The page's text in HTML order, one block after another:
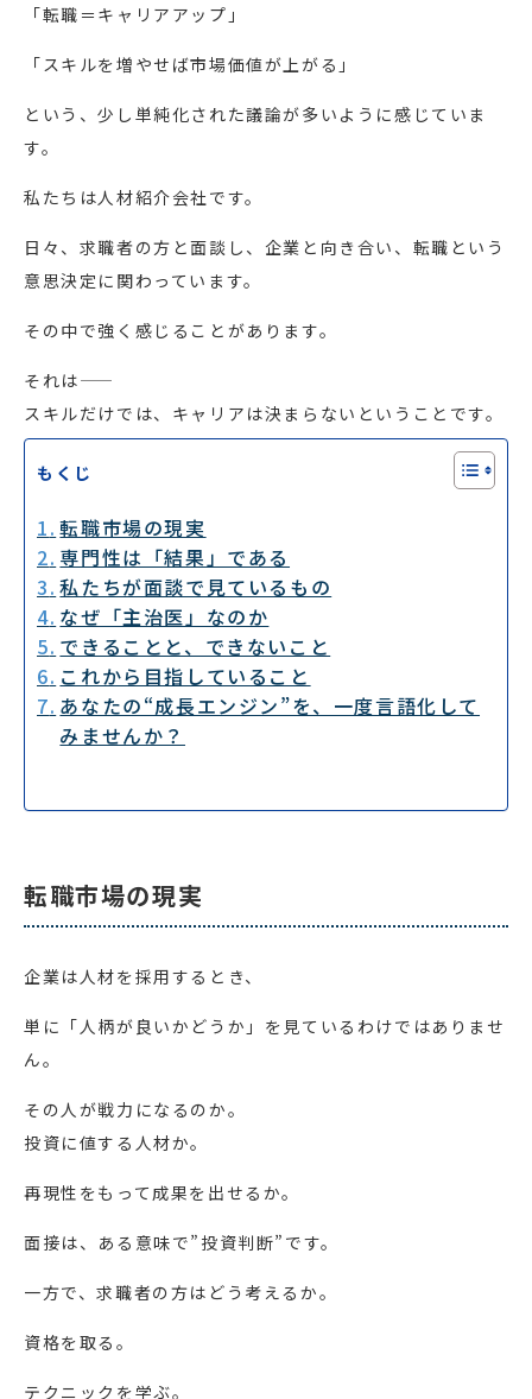
「転職＝キャリアアップ」
「スキルを増やせば市場価値が上がる」
という、少し単純化された議論が多いように感じていま
す。
私たちは人材紹介会社です。
日々、求職者の方と面談し、企業と向き合い、転職という
意思決定に関わっています。
その中で強く感じることがあります。
それは――
スキルだけでは、キャリアは決まらないということです。
もくじ
転職市場の現実
専門性は「結果」である
私たちが面談で見ているもの
なぜ「主治医」なのか
できることと、できないこと
これから目指していること
あなたの“成長エンジン”を、一度言語化して
みませんか？
転職市場の現実
企業は人材を採用するとき、
単に「人柄が良いかどうか」を見ているわけではありませ
ん。
その人が戦力になるのか。
投資に値する人材か。
再現性をもって成果を出せるか。
面接は、ある意味で”投資判断”です。
一方で、求職者の方はどう考えるか。
資格を取る。
テクニックを学ぶ。